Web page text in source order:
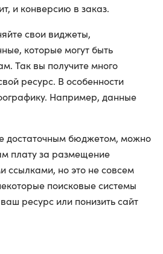
и конверсию в заказ.
свои виджеты,
которые могут быть
Так вы получите много
ресурс. В особенности
Например, данные
достаточным бюджетом, можно
плату за размещение
ссылками, но это не совсем
поисковые системы
ресурс или понизить сайт